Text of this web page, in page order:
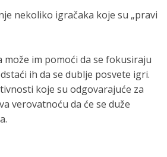
nekoliko igračaka koje su „pravi
može im pomoći da se fokusiraju
ih da se dublje posvete igri.
koje su odgovarajuće za
verovatnoću da će se duže